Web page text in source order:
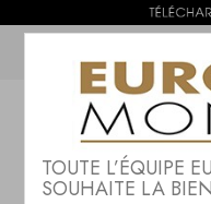
TOUTE L’ÉQUIPE
SOUHAITE LA